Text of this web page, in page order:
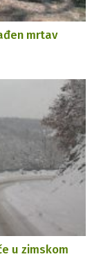
mrtav
u zimskom